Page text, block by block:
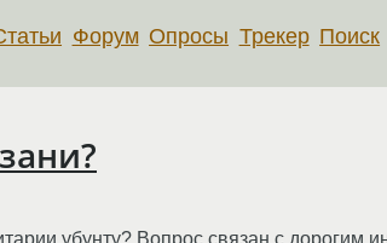
Форум Опросы Трекер Поиск
убунту? Вопрос связан с дорогим